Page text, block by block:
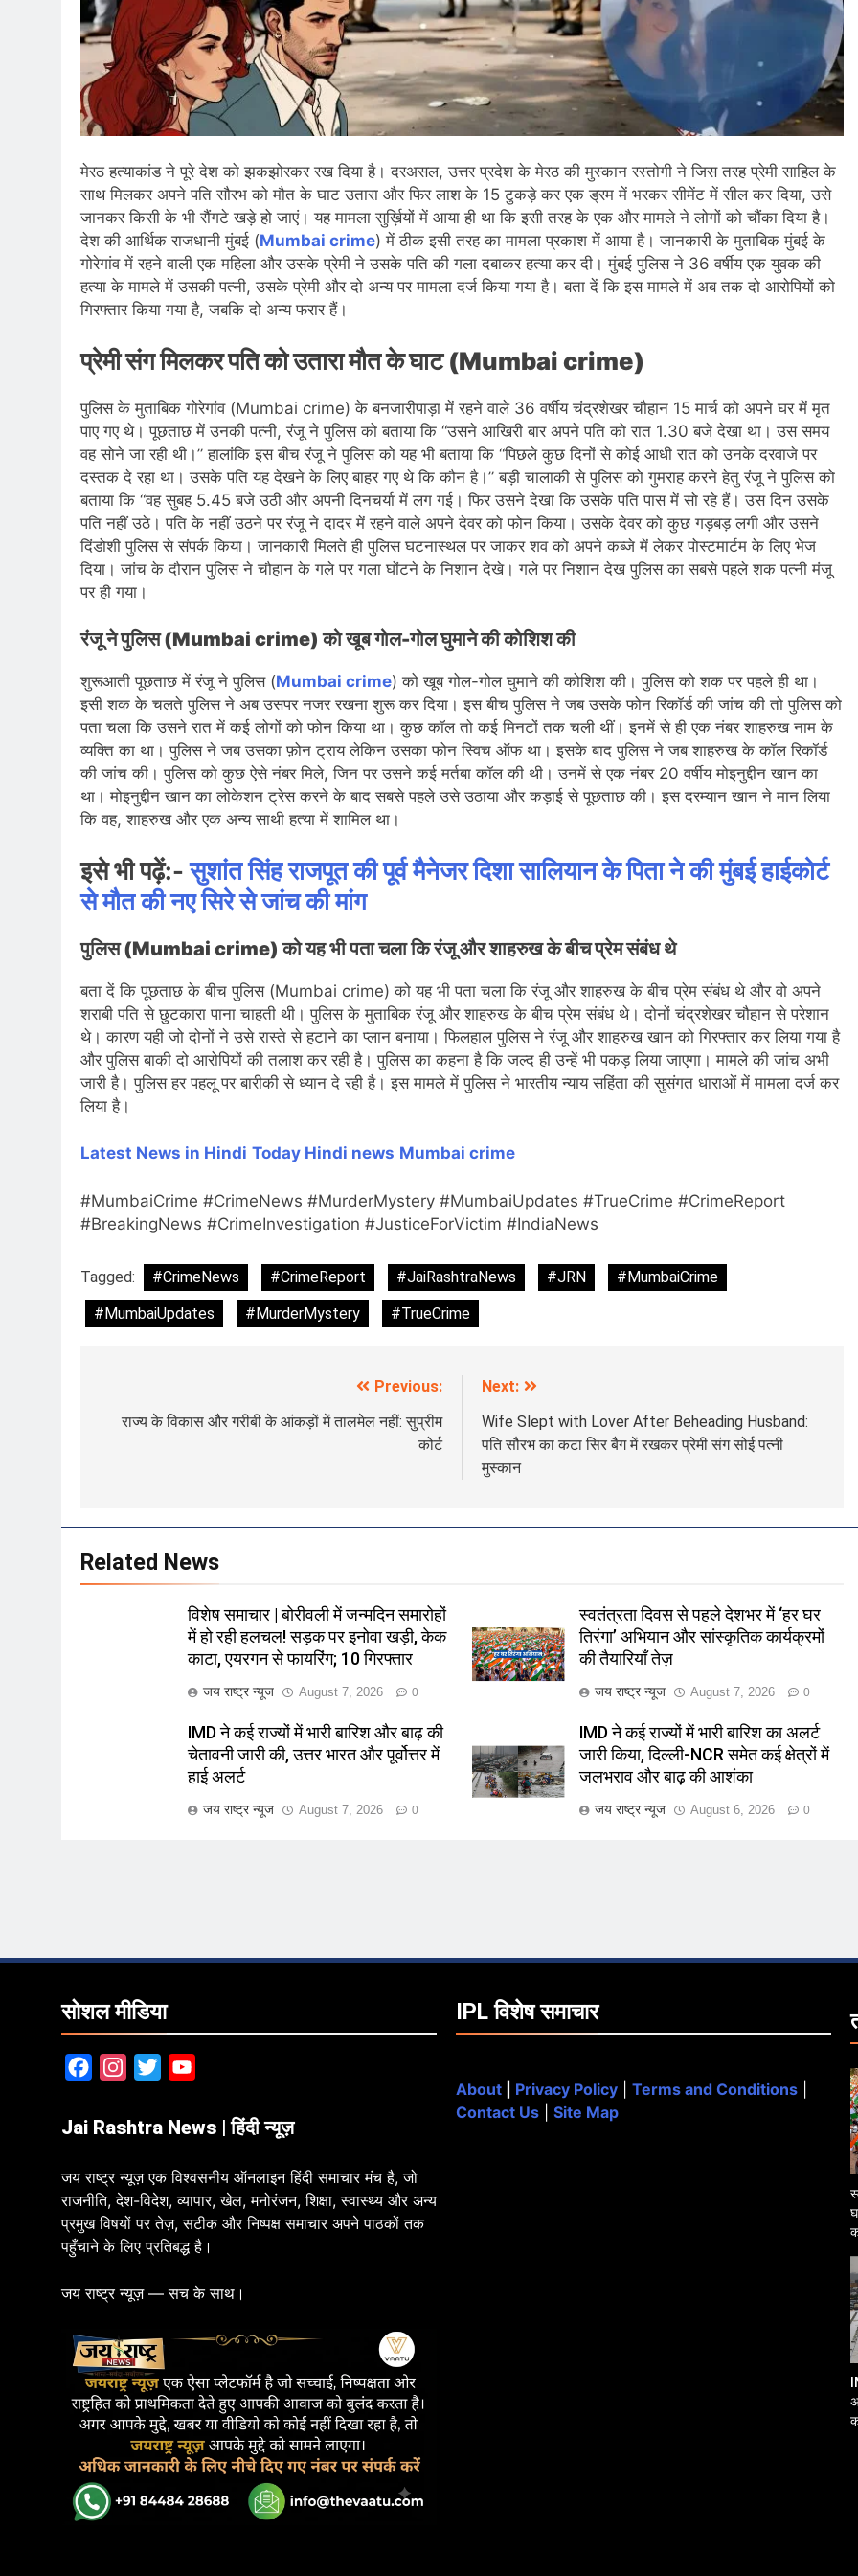
मेरठ हत्याकांड ने पूरे देश को झकझोरकर रख दिया है। दरअसल, उत्तर प्रदेश के मेरठ की मुस्कान रस्तोगी ने जिस तरह प्रेमी साहिल के
साथ मिलकर अपने पति सौरभ को मौत के घाट उतारा और फिर लाश के 15 टुकड़े कर एक ड्रम में भरकर सीमेंट में सील कर दिया, उसे
जानकर किसी के भी रौंगटे खड़े हो जाएं। यह मामला सुर्ख़ियों में आया ही था कि इसी तरह के एक और मामले ने लोगों को चौंका दिया है।
देश की आर्थिक राजधानी मुंबई (Mumbai crime) में ठीक इसी तरह का मामला प्रकाश में आया है। जानकारी के मुताबिक मुंबई के
गोरेगांव में रहने वाली एक महिला और उसके प्रेमी ने उसके पति की गला दबाकर हत्या कर दी। मुंबई पुलिस ने 36 वर्षीय एक युवक की
हत्या के मामले में उसकी पत्नी, उसके प्रेमी और दो अन्य पर मामला दर्ज किया गया है। बता दें कि इस मामले में अब तक दो आरोपियों को
गिरफ्तार किया गया है, जबकि दो अन्य फरार हैं।
प्रेमी संग मिलकर पति को उतारा मौत के घाट (Mumbai crime)
पुलिस के मुताबिक गोरेगांव (Mumbai crime) के बनजारीपाड़ा में रहने वाले 36 वर्षीय चंद्रशेखर चौहान 15 मार्च को अपने घर में मृत
पाए गए थे। पूछताछ में उनकी पत्नी, रंजू ने पुलिस को बताया कि “उसने आखिरी बार अपने पति को रात 1.30 बजे देखा था। उस समय
वह सोने जा रही थी।” हालांकि इस बीच रंजू ने पुलिस को यह भी बताया कि “पिछले कुछ दिनों से कोई आधी रात को उनके दरवाजे पर
दस्तक दे रहा था। उसके पति यह देखने के लिए बाहर गए थे कि कौन है।” बड़ी चालाकी से पुलिस को गुमराह करने हेतु रंजू ने पुलिस को
बताया कि “वह सुबह 5.45 बजे उठी और अपनी दिनचर्या में लग गई। फिर उसने देखा कि उसके पति पास में सो रहे हैं। उस दिन उसके
पति नहीं उठे। पति के नहीं उठने पर रंजू ने दादर में रहने वाले अपने देवर को फोन किया। उसके देवर को कुछ गड़बड़ लगी और उसने
दिंडोशी पुलिस से संपर्क किया। जानकारी मिलते ही पुलिस घटनास्थल पर जाकर शव को अपने कब्जे में लेकर पोस्टमार्टम के लिए भेज
दिया। जांच के दौरान पुलिस ने चौहान के गले पर गला घोंटने के निशान देखे। गले पर निशान देख पुलिस का सबसे पहले शक पत्नी मंजू
पर ही गया।
रंजू ने पुलिस (Mumbai crime) को खूब गोल-गोल घुमाने की कोशिश की
शुरूआती पूछताछ में रंजू ने पुलिस (Mumbai crime) को खूब गोल-गोल घुमाने की कोशिश की। पुलिस को शक पर पहले ही था।
इसी शक के चलते पुलिस ने अब उसपर नजर रखना शुरू कर दिया। इस बीच पुलिस ने जब उसके फोन रिकॉर्ड की जांच की तो पुलिस को
पता चला कि उसने रात में कई लोगों को फोन किया था। कुछ कॉल तो कई मिनटों तक चली थीं। इनमें से ही एक नंबर शाहरुख नाम के
व्यक्ति का था। पुलिस ने जब उसका फ़ोन ट्राय लेकिन उसका फोन स्विच ऑफ था। इसके बाद पुलिस ने जब शाहरुख के कॉल रिकॉर्ड
की जांच की। पुलिस को कुछ ऐसे नंबर मिले, जिन पर उसने कई मर्तबा कॉल की थी। उनमें से एक नंबर 20 वर्षीय मोइनुद्दीन खान का
था। मोइनुद्दीन खान का लोकेशन ट्रेस करने के बाद सबसे पहले उसे उठाया और कड़ाई से पूछताछ की। इस दरम्यान खान ने मान लिया
कि वह, शाहरुख और एक अन्य साथी हत्या में शामिल था।
इसे भी पढ़ें:-सुशांत सिंह राजपूत की पूर्व मैनेजर दिशा सालियान के पिता ने की मुंबई हाईकोर्ट
से मौत की नए सिरे से जांच की मांग
पुलिस (Mumbai crime) को यह भी पता चला कि रंजू और शाहरुख के बीच प्रेम संबंध थे
बता दें कि पूछताछ के बीच पुलिस (Mumbai crime) को यह भी पता चला कि रंजू और शाहरुख के बीच प्रेम संबंध थे और वो अपने
शराबी पति से छुटकारा पाना चाहती थी। पुलिस के मुताबिक रंजू और शाहरुख के बीच प्रेम संबंध थे। दोनों चंद्रशेखर चौहान से परेशान
थे। कारण यही जो दोनों ने उसे रास्ते से हटाने का प्लान बनाया। फिलहाल पुलिस ने रंजू और शाहरुख खान को गिरफ्तार कर लिया गया है
और पुलिस बाकी दो आरोपियों की तलाश कर रही है। पुलिस का कहना है कि जल्द ही उन्हें भी पकड़ लिया जाएगा। मामले की जांच अभी
जारी है। पुलिस हर पहलू पर बारीकी से ध्यान दे रही है। इस मामले में पुलिस ने भारतीय न्याय सहिंता की सुसंगत धाराओं में मामला दर्ज कर
लिया है।
Latest News in Hindi Today Hindi news Mumbai crime
#MumbaiCrime #CrimeNews #MurderMystery #MumbaiUpdates #TrueCrime #CrimeReport
#BreakingNews #CrimeInvestigation #JusticeForVictim #IndiaNews
Tagged: #CrimeNews #CrimeReport #JaiRashtraNews #JRN
#MumbaiCrime
#MumbaiUpdates
#MurderMystery #TrueCrime
navigation
Previous:
राज्य के विकास और गरीबी के आंकड़ों में तालमेल नहीं: सुप्रीम
कोर्ट
Next:
Wife Slept with Lover After Beheading Husband:
पति सौरभ का कटा सिर बैग में रखकर प्रेमी संग सोई पत्नी
मुस्कान
Related News
विशेष समाचार | बोरीवली में जन्मदिन समारोहों
में हो रही हलचल! सड़क पर इनोवा खड़ी, केक
काटा, एयरगन से फायरिंग; 10 गिरफ्तार
जय राष्ट्र न्यूज August 7, 2026 0
स्वतंत्रता दिवस से पहले देशभर में ‘हर घर
तिरंगा’ अभियान और सांस्कृतिक कार्यक्रमों
की तैयारियाँ तेज़
जय राष्ट्र न्यूज August 7, 2026 0
IMD ने कई राज्यों में भारी बारिश और बाढ़ की
चेतावनी जारी की, उत्तर भारत और पूर्वोत्तर में
हाई अलर्ट
जय राष्ट्र न्यूज August 7, 2026 0
IMD ने कई राज्यों में भारी बारिश का अलर्ट
जारी किया, दिल्ली-NCR समेत कई क्षेत्रों में
जलभराव और बाढ़ की आशंका
जय राष्ट्र न्यूज August 6, 2026 0
सोशल मीडिया
FacebookInstagram
Twitter
Jai Rashtra News | हिंदी न्यूज़
जय राष्ट्र न्यूज़ एक विश्वसनीय ऑनलाइन हिंदी समाचार मंच है, जो
राजनीति, देश-विदेश, व्यापार, खेल, मनोरंजन, शिक्षा, स्वास्थ्य और अन्य
प्रमुख विषयों पर तेज़, सटीक और निष्पक्ष समाचार अपने पाठकों तक
पहुँचाने के लिए प्रतिबद्ध है।
जय राष्ट्र न्यूज़ — सच के साथ।
IPL विशेष समाचार
About Privacy Policy Terms and Conditions
Contact Us
Site Map